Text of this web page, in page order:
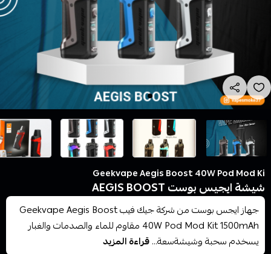
Geekvape Aegis Boost 40W Pod Mod Ki
شيشة ايجيس بوست AEGIS BOOST
جهاز ايجس بوست من شركة جيك فيب Geekvape Aegis Boost
40W Pod Mod Kit 1500mAh مقاوم للماء والصدمات والغبار
يسخدم سحبة وشيشةسعة...قراءة المزيد